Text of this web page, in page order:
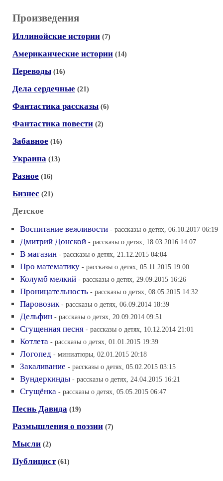
Произведения
Иллинойские истории (7)
Американческие истории (14)
Переводы (16)
Дела сердечные (21)
Фантастика рассказы (6)
Фантастика повести (2)
Забавное (16)
Украина (13)
Разное (16)
Бизнес (21)
Детское
Воспитание вежливости - рассказы о детях, 06.10.2017 06:19
Дмитрий Донской - рассказы о детях, 18.03.2016 14:07
В магазин - рассказы о детях, 21.12.2015 04:04
Про математику - рассказы о детях, 05.11.2015 19:00
Колумб мелкий - рассказы о детях, 29.09.2015 16:26
Проницательность - рассказы о детях, 08.05.2015 14:32
Паровозик - рассказы о детях, 06.09.2014 18:39
Дельфин - рассказы о детях, 20.09.2014 09:51
Сгущенная песня - рассказы о детях, 10.12.2014 21:01
Котлета - рассказы о детях, 01.01.2015 19:39
Логопед - миниатюры, 02.01.2015 20:18
Закаливание - рассказы о детях, 05.02.2015 03:15
Вундеркинды - рассказы о детях, 24.04.2015 16:21
Сгущёнка - рассказы о детях, 05.05.2015 06:47
Песнь Давида (19)
Размышления о поэзии (7)
Мысли (2)
Публицист (61)